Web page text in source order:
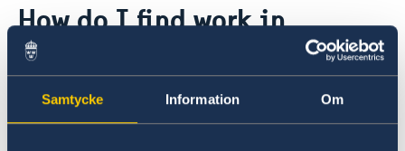
Samtycke Information Om
About us
Data Protection Policy
Current
News
How do I find work in
Sweden?
You may want to consult the following websites
in your quest for work and work permit in